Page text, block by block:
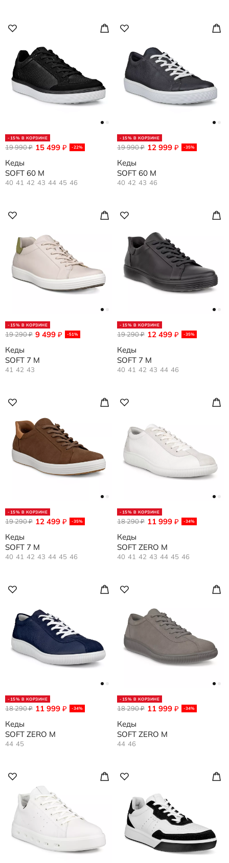
-15% В КОРЗИНЕ
15 499 ₽ -22%
19 990₽
Кеды
SOFT 60 M
40 41 42 43 44 45 46
-15% В КОРЗИНЕ
12 999 ₽ -35%
19 990₽
Кеды
SOFT 60 M
40 42 43 46
-15% В КОРЗИНЕ
9 499 ₽ -51%
19 290₽
Кеды
SOFT 7 M
41 42 43
-15% В КОРЗИНЕ
12 499 ₽ -35%
19 290₽
Кеды
SOFT 7 M
40 41 42 43 44 46
-15% В КОРЗИНЕ
12 499 ₽ -35%
19 290₽
Кеды
SOFT 7 M
40 41 42 43 44 45 46
-15% В КОРЗИНЕ
11 999 ₽ -34%
18 290₽
Кеды
SOFT ZERO M
40 41 42 43 44 45 46
-15% В КОРЗИНЕ
11 999 ₽ -34%
18 290₽
Кеды
SOFT ZERO M
44 45
-15% В КОРЗИНЕ
11 999 ₽ -34%
18 290₽
Кеды
SOFT ZERO M
44 46